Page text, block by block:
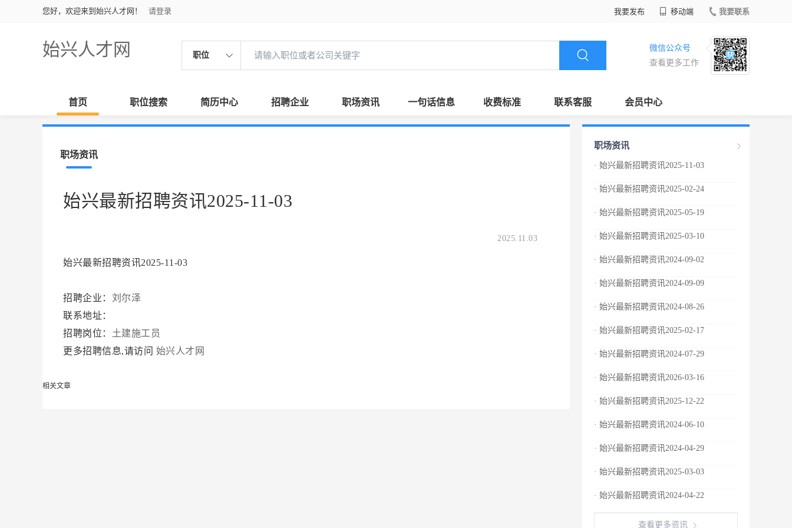
您好，欢迎来到始兴人才网！ 请登录 我要发布 移动端 我要联系
始兴人才网 职位
微信公众号
查看更多工作
首页 职位搜索 简历中心 招聘企业 职场资讯 一句话信息 收费标准 联系客服 会员中心
职场资讯
始兴最新招聘资讯2025-11-03
2025.11.03
始兴最新招聘资讯2025-11-03
招聘企业： 刘尔泽
联系地址：
招聘岗位： 土建施工员
更多招聘信息,请访问 始兴人才网
相关文章
职场资讯
· 始兴最新招聘资讯2025-11-03
· 始兴最新招聘资讯2025-02-24
· 始兴最新招聘资讯2025-05-19
· 始兴最新招聘资讯2025-03-10
· 始兴最新招聘资讯2024-09-02
· 始兴最新招聘资讯2024-09-09
· 始兴最新招聘资讯2024-08-26
· 始兴最新招聘资讯2025-02-17
· 始兴最新招聘资讯2024-07-29
· 始兴最新招聘资讯2026-03-16
· 始兴最新招聘资讯2025-12-22
· 始兴最新招聘资讯2024-06-10
· 始兴最新招聘资讯2024-04-29
· 始兴最新招聘资讯2025-03-03
· 始兴最新招聘资讯2024-04-22
查看更多资讯